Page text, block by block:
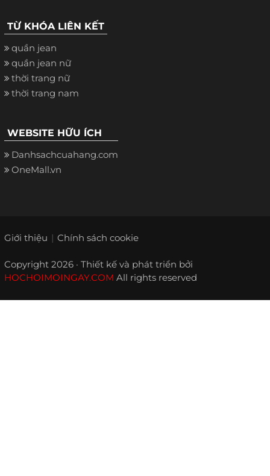
TỪ KHÓA LIÊN KẾT
quần jean
quần jean nữ
thời trang nữ
thời trang nam
WEBSITE HỮU ÍCH
Danhsachcuahang.com
OneMall.vn
Giới thiệu Chính sách cookie
Copyright 2026 · Thiết kế và phát triển bởi
HOCHOIMOINGAY.COM All rights reserved